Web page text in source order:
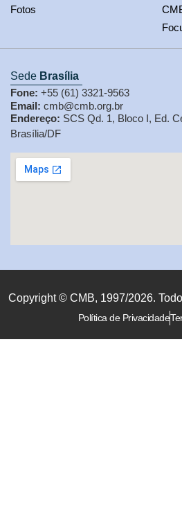
Fotos
Sede Brasília
Fone: +55 (61) 3321-9563
Email: cmb@cmb.org.br
Endereço: SCS Qd. 1, Bloco I, Ed.
Brasília/DF
Copyright © CMB, 1997/2026.
Política de Privacidade